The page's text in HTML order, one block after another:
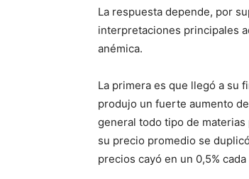
La respuesta depende, por
interpretaciones principales
anémica.
La primera es que llegó a su
produjo un fuerte aumento
general todo tipo de
su precio promedio se
precios cayó en un 0,5% cada